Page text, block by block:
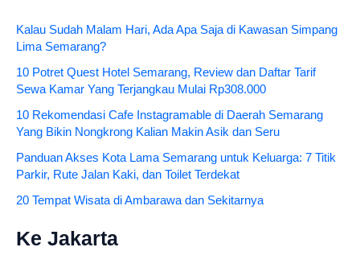
Kalau Sudah Malam Hari, Ada Apa Saja di Kawasan Simpang
Lima Semarang?
10 Potret Quest Hotel Semarang, Review dan Daftar Tarif
Sewa Kamar Yang Terjangkau Mulai Rp308.000
10 Rekomendasi Cafe Instagramable di Daerah Semarang
Yang Bikin Nongkrong Kalian Makin Asik dan Seru
Panduan Akses Kota Lama Semarang untuk Keluarga: 7 Titik
Parkir, Rute Jalan Kaki, dan Toilet Terdekat
20 Tempat Wisata di Ambarawa dan Sekitarnya
Ke Jakarta